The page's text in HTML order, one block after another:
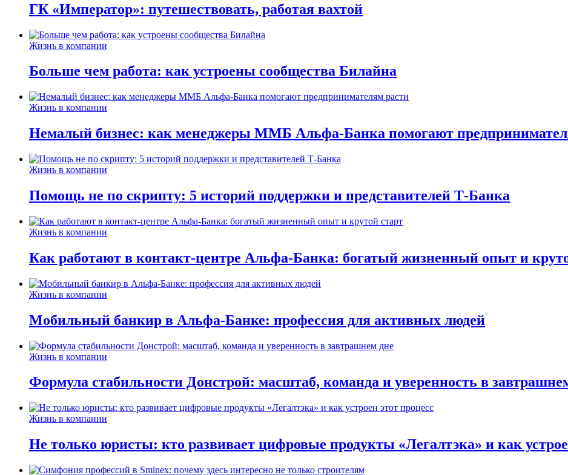
ГК «Император»: путешествовать, работая вахтой
Жизнь в компании
Больше чем работа: как устроены сообщества Билайна
Жизнь в компании
Немалый бизнес: как менеджеры ММБ Альфа-Банка помогают
Жизнь в компании
Помощь не по скрипту: 5 историй поддержки и представителей Т-Банка
Жизнь в компании
Как работают в контакт-центре Альфа-Банка: богатый жизненный опыт и
Жизнь в компании
Мобильный банкир в Альфа-Банке: профессия для активных людей
Жизнь в компании
Формула стабильности Донстрой: масштаб, команда и уверенность в
Жизнь в компании
Не только юристы: кто развивает цифровые продукты «Легалтэка» и как